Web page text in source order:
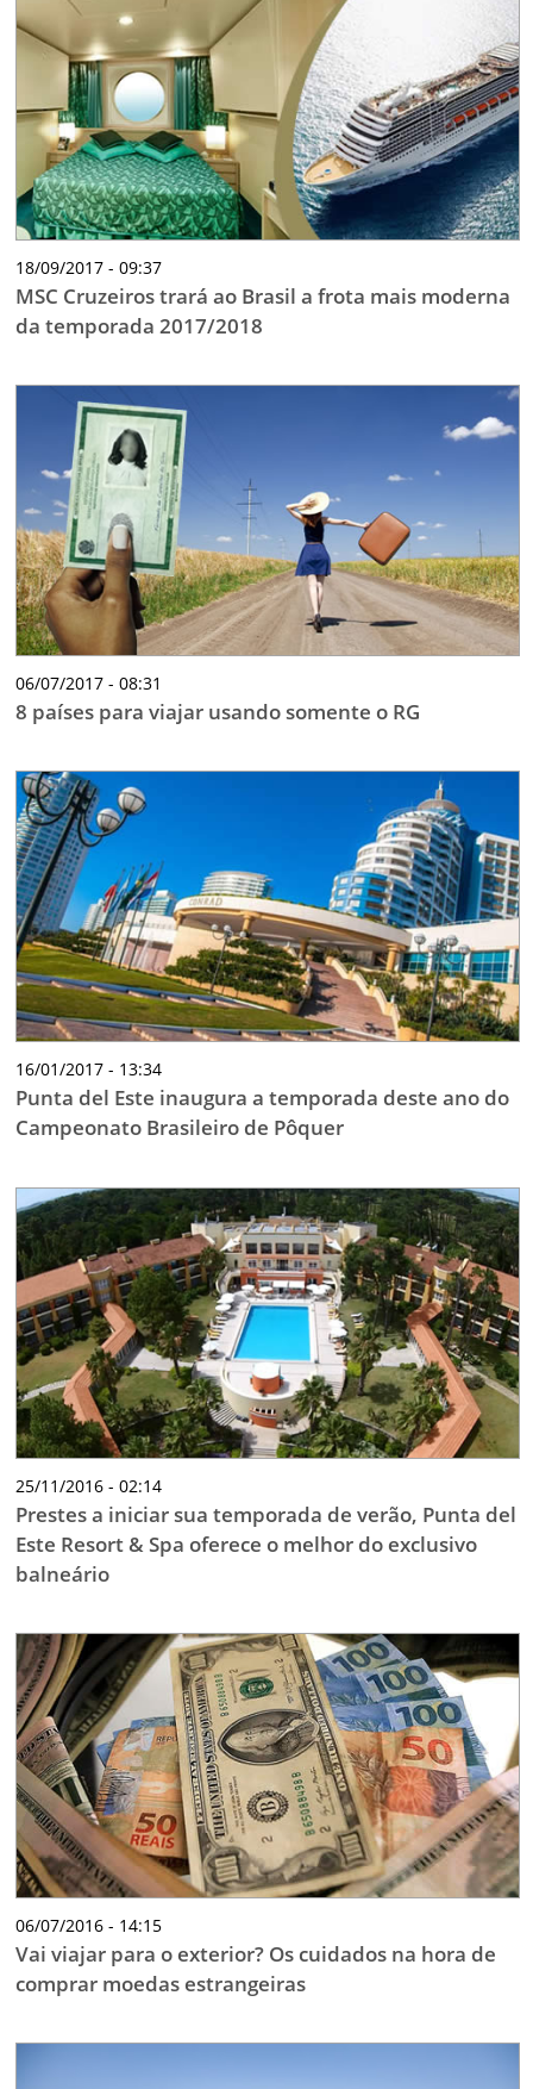
18/09/2017 - 09:37
MSC Cruzeiros trará ao Brasil a frota mais moderna
da temporada 2017/2018
06/07/2017 - 08:31
8 países para viajar usando somente o RG
16/01/2017 - 13:34
Punta del Este inaugura a temporada deste ano do
Campeonato Brasileiro de Pôquer
25/11/2016 - 02:14
Prestes a iniciar sua temporada de verão, Punta del
Este Resort & Spa oferece o melhor do exclusivo
balneário
06/07/2016 - 14:15
Vai viajar para o exterior? Os cuidados na hora de
comprar moedas estrangeiras